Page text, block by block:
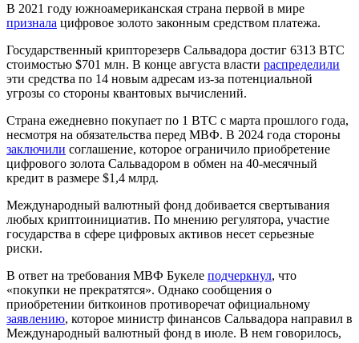
В 2021 году южноамериканская страна первой в мире
признала цифровое золото законным средством платежа.
Государственный крипторезерв Сальвадора достиг 6313 BTC
стоимостью $701 млн. В конце августа власти распределили
эти средства по 14 новым адресам из-за потенциальной
угрозы со стороны квантовых вычислений.
Страна ежедневно покупает по 1 BTC с марта прошлого года,
несмотря на обязательства перед МВФ. В 2024 года стороны
заключили соглашение, которое ограничило приобретение
цифрового золота Сальвадором в обмен на 40-месячный
кредит в размере $1,4 млрд.
Международный валютный фонд добивается свертывания
любых криптоинициатив. По мнению регулятора, участие
государства в сфере цифровых активов несет серьезные
риски.
В ответ на требования МВФ Букеле подчеркнул, что
«покупки не прекратятся». Однако сообщения о
приобретении биткоинов противоречат официальному
заявлению, которое министр финансов Сальвадора направил в
Международный валютный фонд в июле. В нем говорилось,